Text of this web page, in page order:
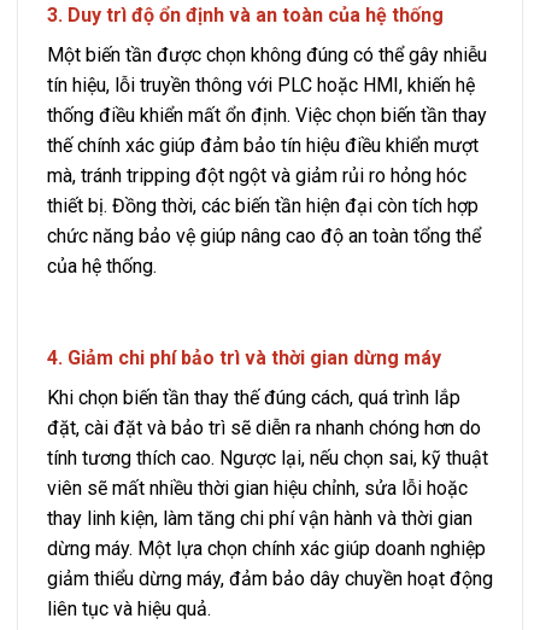
3. Duy trì độ ổn định và an toàn của hệ thống
Một biến tần được chọn không đúng có thể gây nhiễu
tín hiệu, lỗi truyền thông với PLC hoặc HMI, khiến hệ
thống điều khiển mất ổn định. Việc chọn biến tần thay
thế chính xác giúp đảm bảo tín hiệu điều khiển mượt
mà, tránh tripping đột ngột và giảm rủi ro hỏng hóc
thiết bị. Đồng thời, các biến tần hiện đại còn tích hợp
chức năng bảo vệ giúp nâng cao độ an toàn tổng thể
của hệ thống.
4. Giảm chi phí bảo trì và thời gian dừng máy
Khi chọn biến tần thay thế đúng cách, quá trình lắp
đặt, cài đặt và bảo trì sẽ diễn ra nhanh chóng hơn do
tính tương thích cao. Ngược lại, nếu chọn sai, kỹ thuật
viên sẽ mất nhiều thời gian hiệu chỉnh, sửa lỗi hoặc
thay linh kiện, làm tăng chi phí vận hành và thời gian
dừng máy. Một lựa chọn chính xác giúp doanh nghiệp
giảm thiểu dừng máy, đảm bảo dây chuyền hoạt động
liên tục và hiệu quả.